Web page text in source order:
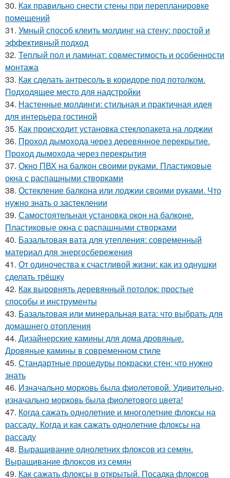
30. Как правильно снести стены при перепланировке
помещений
31. Умный способ клеить молдинг на стену: простой и
эффективный подход
32. Теплый пол и ламинат: совместимость и особенности
монтажа
33. Как сделать антресоль в коридоре под потолком.
Подходящее место для надстройки
34. Настенные молдинги: стильная и практичная идея
для интерьера гостиной
35. Как происходит установка стеклопакета на лоджии
36. Проход дымохода через деревянное перекрытие.
Проход дымохода через перекрытия
37. Окно ПВХ на балкон своими руками. Пластиковые
окна с распашными створками
38. Остекление балкона или лоджии своими руками. Что
нужно знать о застеклении
39. Самостоятельная установка окон на балконе.
Пластиковые окна с распашными створками
40. Базальтовая вата для утепления: современный
материал для энергосбережения
41. От одиночества к счастливой жизни: как из однушки
сделать трёшку
42. Как выровнять деревянный потолок: простые
способы и инструменты
43. Базальтовая или минеральная вата: что выбрать для
домашнего отопления
44. Дизайнерские камины для дома дровяные.
Дровяные камины в современном стиле
45. Стандартные процедуры покраски стен: что нужно
знать
46. Изначально морковь была фиолетовой. Удивительно,
изначально морковь была фиолетового цвета!
47. Когда сажать однолетние и многолетние флоксы на
рассаду. Когда и как сажать однолетние флоксы на
рассаду
48. Выращивание однолетних флоксов из семян.
Выращивание флоксов из семян
49. Как сажать флоксы в открытый. Посадка флоксов